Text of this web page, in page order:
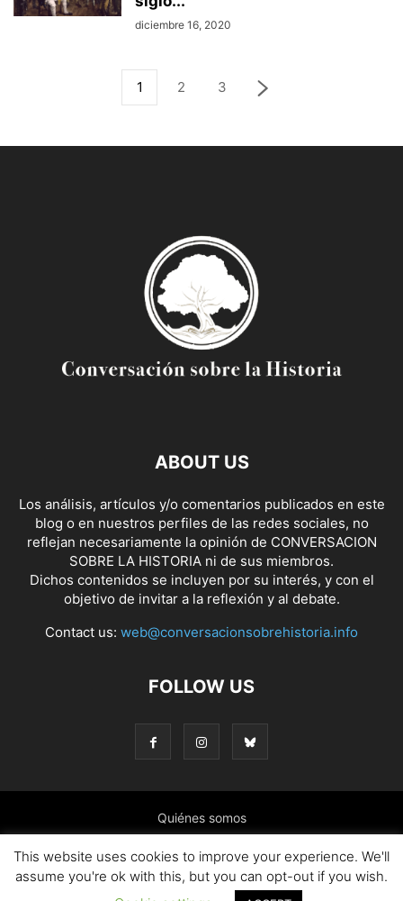
diciembre 16, 2020
1 2 3
ABOUT US
Los análisis, artículos y/o comentarios publicados en este
blog o en nuestros perfiles de las redes sociales, no
reflejan necesariamente la opinión de CONVERSACION
SOBRE LA HISTORIA ni de sus miembros.
Dichos contenidos se incluyen por su interés, y con el
objetivo de invitar a la reflexión y al debate.
Contact us: web@conversacionsobrehistoria.info
FOLLOW US
Quiénes somos
Presentación: El ánimo y las ideas que nos mueven
Colaborar en el blog Contacto Política de cookies
This website uses cookies to improve your experience. We'll
assume you're ok with this, but you can opt-out if you wish.